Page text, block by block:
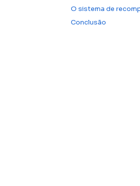
O sistema de
Conclusão